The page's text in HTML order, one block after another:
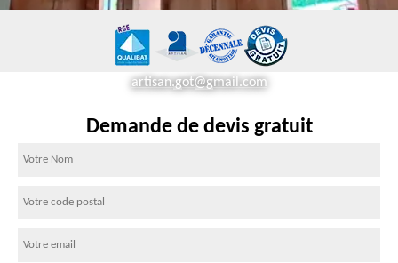
artisan.got@gmail.com
Demande de devis gratuit